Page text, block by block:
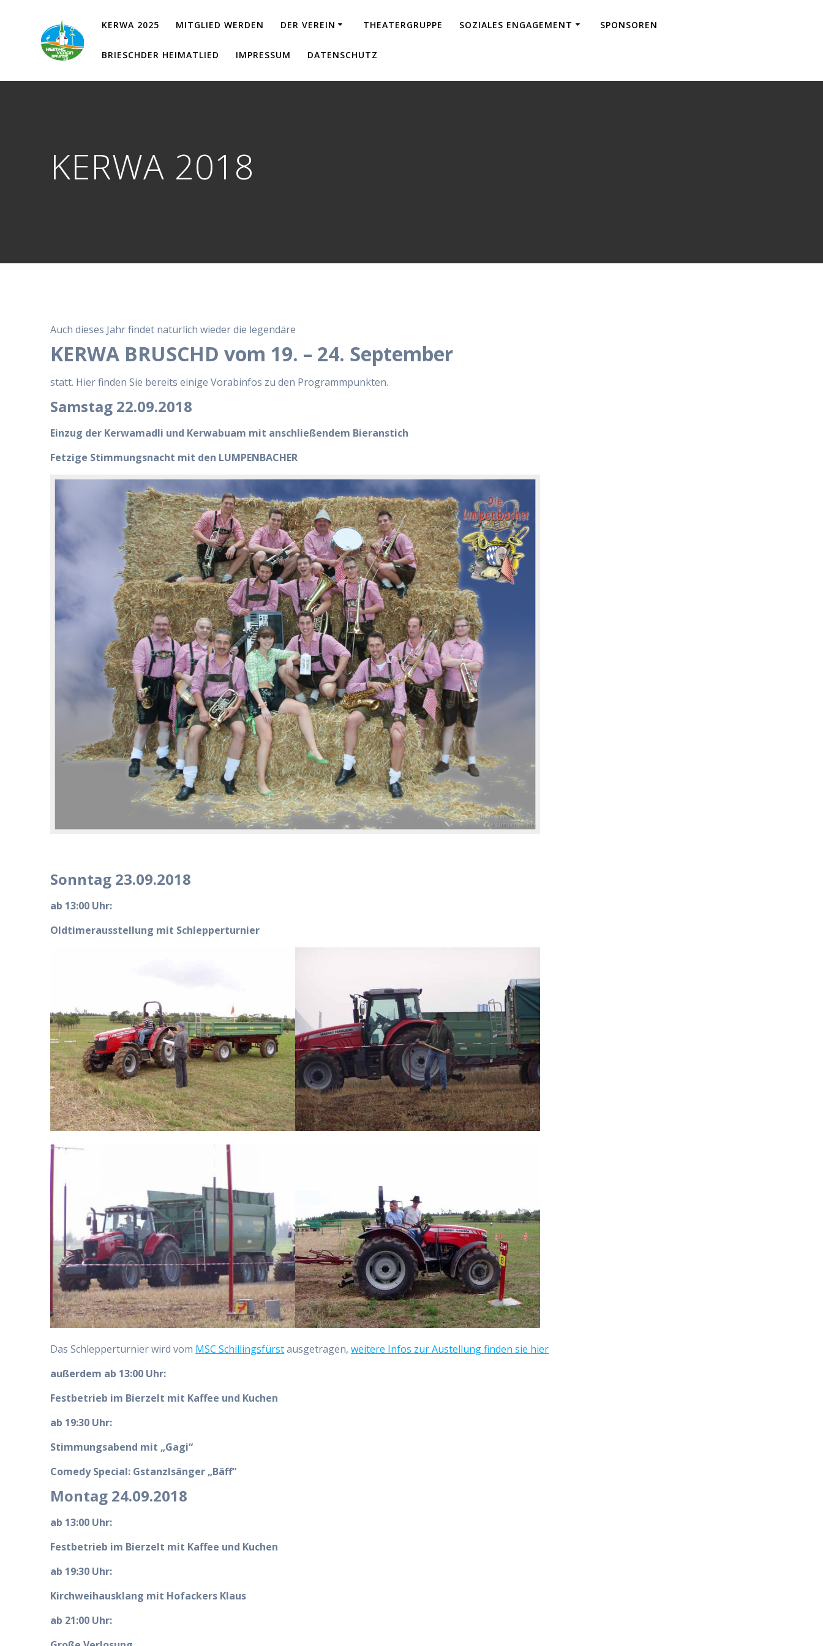
KERWA 2025 MITGLIED WERDEN DER VEREIN THEATERGRUPPE SOZIALES ENGAGEMENT SPONSOREN
BRIESCHDER HEIMATLIED IMPRESSUM DATENSCHUTZ
KERWA 2018
Auch dieses Jahr findet natürlich wieder die legendäre
KERWA BRUSCHD vom 19. – 24. September
statt. Hier finden Sie bereits einige Vorabinfos zu den Programmpunkten.
Samstag 22.09.2018
Einzug der Kerwamadli und Kerwabuam mit anschließendem Bieranstich
Fetzige Stimmungsnacht mit den LUMPENBACHER
Sonntag 23.09.2018
ab 13:00 Uhr:
Oldtimerausstellung mit Schlepperturnier
Das Schlepperturnier wird vom MSC Schillingsfürstausgetragen,weitere Infos zur Austellung finden sie hier
außerdem ab 13:00 Uhr:
Festbetrieb im Bierzelt mit Kaffee und Kuchen
ab 19:30 Uhr:
Stimmungsabend mit „Gagi“
Comedy Special: Gstanzlsänger „Bäff“
Montag 24.09.2018
ab 13:00 Uhr:
Festbetrieb im Bierzelt mit Kaffee und Kuchen
ab 19:30 Uhr:
Kirchweihausklang mit Hofackers Klaus
ab 21:00 Uhr: